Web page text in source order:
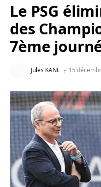
Le PSG
des
7ème
Jules KANE 15